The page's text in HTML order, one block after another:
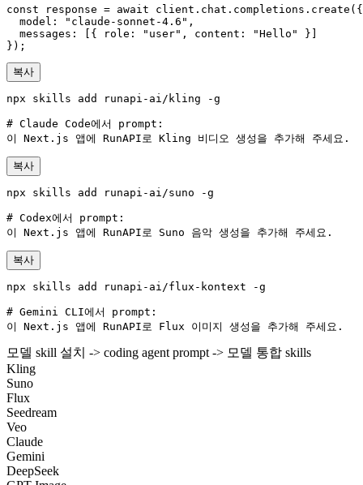
const response = await client.chat.completions.create({
  model: "claude-sonnet-4.6",
  messages: [{ role: "user", content: "Hello" }]
});
복사
npx skills add runapi-ai/kling -g
# Claude Code에서 prompt:
이 Next.js 앱에 RunAPI로 Kling 비디오 생성을 추가해 주세요.
복사
npx skills add runapi-ai/suno -g
# Codex에서 prompt:
이 Next.js 앱에 RunAPI로 Suno 음악 생성을 추가해 주세요.
복사
npx skills add runapi-ai/flux-kontext -g
# Gemini CLI에서 prompt:
이 Next.js 앱에 RunAPI로 Flux 이미지 생성을 추가해 주세요.
모델 skill 설치 -> coding agent prompt -> 모델 통합 skills
Kling
Suno
Flux
Seedream
Veo
Claude
Gemini
DeepSeek